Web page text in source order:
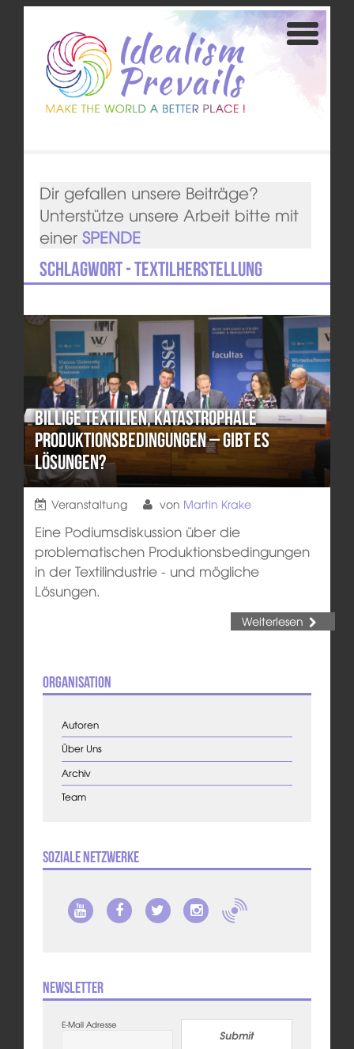
Dir gefallen unsere Beiträge?
Unterstütze unsere Arbeit bitte mit
einer SPENDE
Schlagwort - Textilherstellung
Billige Textilien, katastrophale
Produktionsbedingungen – gibt es
Lösungen?
Veranstaltung von Martin Krake
Eine Podiumsdiskussion über die
problematischen Produktionsbedingungen
in der Textilindustrie - und mögliche
Lösungen.
Weiterlesen
Organisation
Autoren
Über Uns
Archiv
Team
Soziale Netzwerke
Newsletter
E-Mail Adresse
Submit